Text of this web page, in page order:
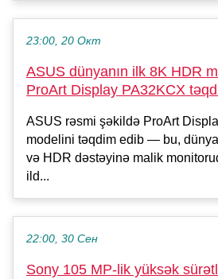
23:00, 20 Окт
ASUS dünyanın ilk 8K HDR
ProArt Display PA32KCX
ASUS rəsmi şəkildə ProArt
modelini təqdim edib — bu,
və HDR dəstəyinə malik
ild...
22:00, 30 Сен
Sony 105 MP-lik yüksək